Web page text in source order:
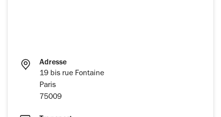
Adresse
19 bis rue Fontaine
Paris
75009